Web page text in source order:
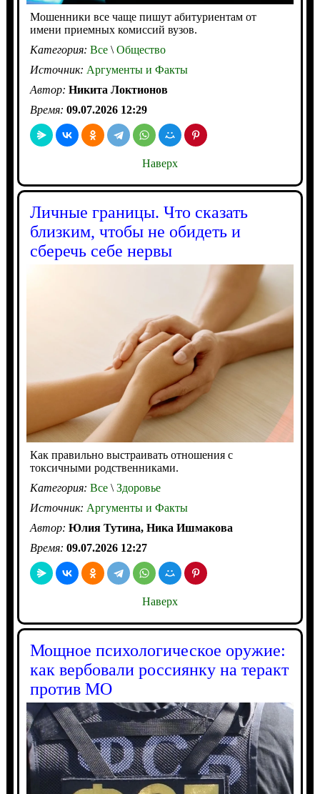
Мошенники все чаще пишут абитуриентам от
имени приемных комиссий вузов.
Категория: Все\Общество
Источник: Аргументы и Факты
Автор: Никита Локтионов
Время: 09.07.2026 12:29
Наверх
Личные границы. Что сказать
близким, чтобы не обидеть и
сберечь себе нервы
Как правильно выстраивать отношения с
токсичными родственниками.
Категория: Все\Здоровье
Источник: Аргументы и Факты
Автор: Юлия Тутина, Ника Ишмакова
Время: 09.07.2026 12:27
Наверх
Мощное психологическое оружие:
как вербовали россиянку на теракт
против МО